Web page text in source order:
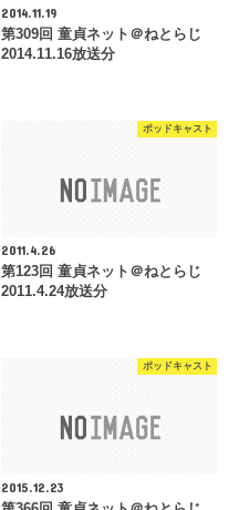
2014.11.19
第309回 童貞ネット＠ねとらじ
2014.11.16放送分
ポッドキャスト
2011.4.26
第123回 童貞ネット＠ねとらじ
2011.4.24放送分
ポッドキャスト
2015.12.23